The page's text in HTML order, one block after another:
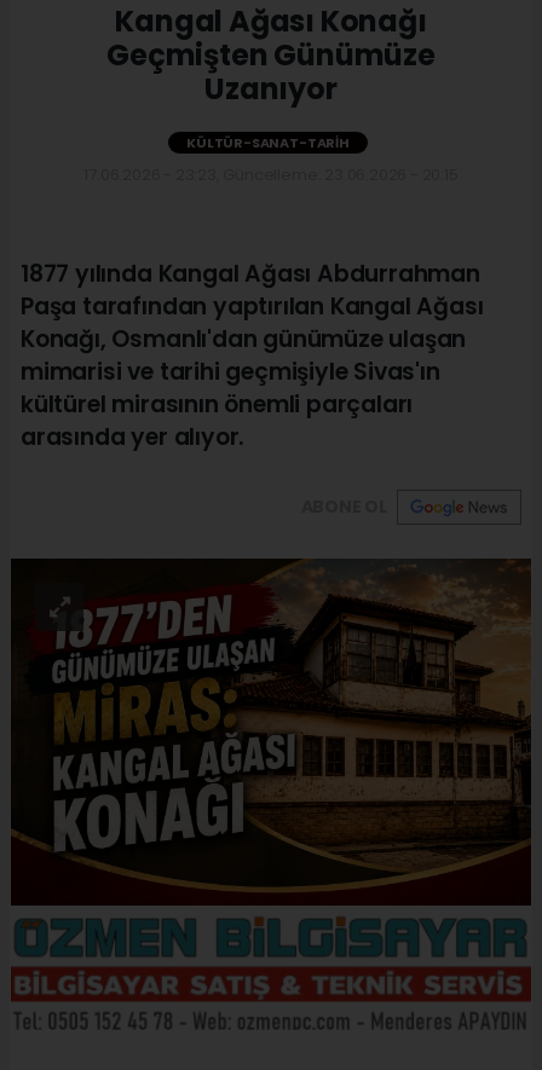
Kangal Ağası Konağı
Geçmişten Günümüze
Uzanıyor
KÜLTÜR-SANAT-TARIH
1877 yılında Kangal Ağası Abdurrahman
Paşa tarafından yaptırılan Kangal Ağası
Konağı, Osmanlı'dan günümüze ulaşan
mimarisi ve tarihi geçmişiyle Sivas'ın
kültürel mirasının önemli parçaları
arasında yer alıyor.